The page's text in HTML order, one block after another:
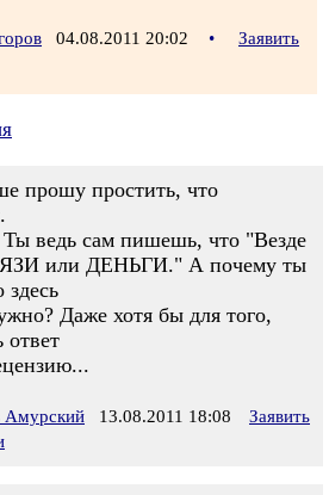
04.08.2011 20:02 •
Заявить
прошу простить, что
ведь сам пишешь, что "Везде
или ДЕНЬГИ." А почему ты
Даже хотя бы для того,
ответ
Амурский 13.08.2011 18:08
Заявить